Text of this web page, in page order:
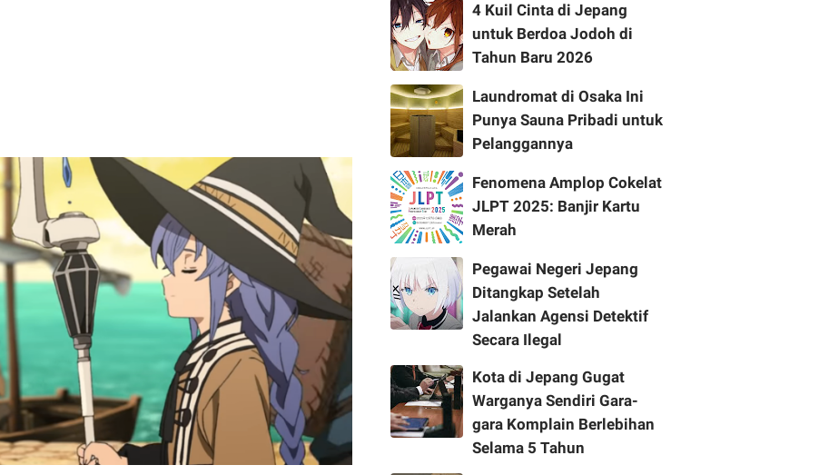
4 Kuil Cinta di Jepang
untuk Berdoa Jodoh di
Tahun Baru 2026
Laundromat di Osaka Ini
Punya Sauna Pribadi untuk
Pelanggannya
Fenomena Amplop Cokelat
JLPT 2025: Banjir Kartu
Merah
Pegawai Negeri Jepang
Ditangkap Setelah
Jalankan Agensi Detektif
Secara Ilegal
Kota di Jepang Gugat
Warganya Sendiri Gara-
gara Komplain Berlebihan
Selama 5 Tahun